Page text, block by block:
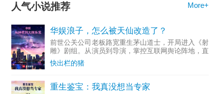
人气小说推荐 More+
华娱浪子，怎么被天仙改造了？
前世公关公司老板路宽重生茅山道士，开局进入《射
雕》剧组。从演员到导演，掌控互联网舆论阵地，直
至成为资...
快出栏的猪
重生鉴宝：我真没想当专家